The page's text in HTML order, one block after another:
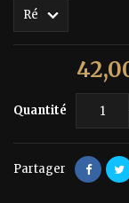
Quantité
Partager